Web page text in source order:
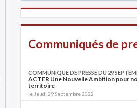
Communiqués de
COMMUNIQUE DE PRESSE DU 29
ACTER Une Nouvelle Ambition pour
territoire
le Jeudi 29 Septembre 2022